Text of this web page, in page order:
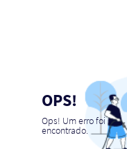
OPS!
Ops! Um erro foi
encontrado.